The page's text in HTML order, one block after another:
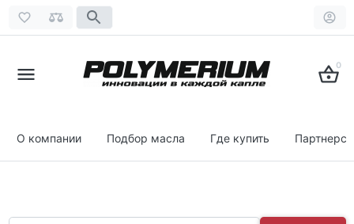
0
О компании Подбор масла Где купить